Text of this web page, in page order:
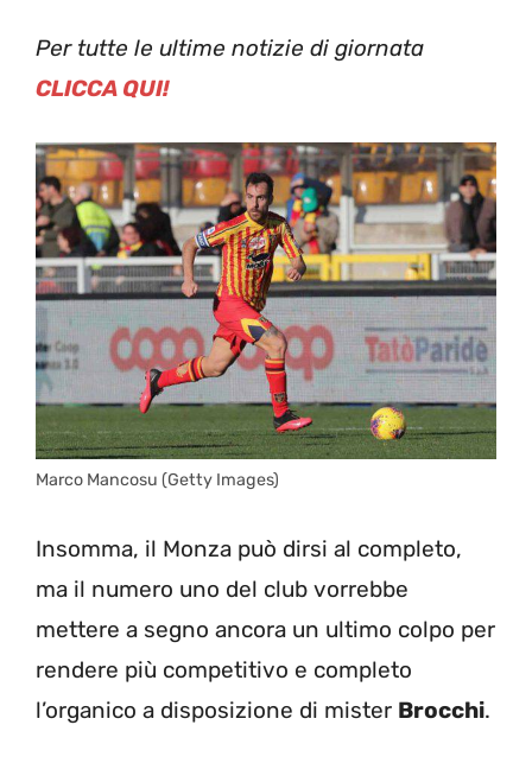
Per tutte le ultime notizie di giornata
CLICCA QUI!
Marco Mancosu (Getty Images)
Insomma, il Monza può dirsi al completo,
ma il numero uno del club vorrebbe
mettere a segno ancora un ultimo colpo per
rendere più competitivo e completo
l’organico a disposizione di mister Brocchi.